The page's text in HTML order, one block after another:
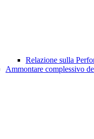
Relazione sulla
Ammontare complessivo